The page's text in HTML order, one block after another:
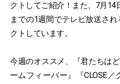
クトしてご紹介！また、7月14
までの1週間でテレビ放送さ
クトしています。
今週のオススメ、『君たちは
ームフィーバー』『CLOSE